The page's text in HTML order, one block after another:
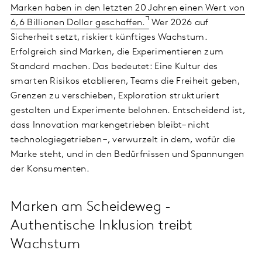
Marken haben in den letzten 20 Jahren einen Wert von
6,6 Billionen Dollar geschaffen. Wer 2026 auf
Sicherheit setzt, riskiert künftiges Wachstum.
Erfolgreich sind Marken, die Experimentieren zum
Standard machen. Das bedeutet: Eine Kultur des
smarten Risikos etablieren, Teams die Freiheit geben,
Grenzen zu verschieben, Exploration strukturiert
gestalten und Experimente belohnen. Entscheidend ist,
dass Innovation markengetrieben bleibt– nicht
technologiegetrieben –, verwurzelt in dem, wofür die
Marke steht, und in den Bedürfnissen und Spannungen
der Konsumenten.
Marken am Scheideweg -
Authentische Inklusion treibt
Wachstum